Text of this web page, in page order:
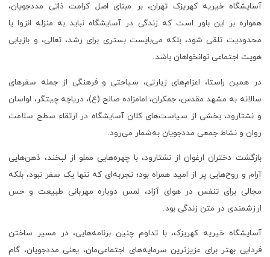
آسایشگاه خیریه کهریزک تهران، بر مبنای اصل کرامت ذاتی مددجویان،
همواره بر این باور است که زندگی در آسایشگاه نباید به منزله انزوا یا
محدودیت تلقی شود، بلکه می‌بایست بستری برای رشد، تعالی، و بازیابی
هویت اجتماعی توانخواهان باشد.
در همین راستا، اعزام‌های زیارتی، سیاحتی و فرهنگی از جمله سفرهای
سالانه به مشهد مقدس، جمکران، امامزاده صالح (ع)، دریاچه چیتگر، لواسان
و نشتارود، بخشی از سیاست‌های کلان آسایشگاه در ارتقاء سطح سلامت
روان و نشاط جمعی مددجویان به‌شمار می‌رود.
بازگشت دختران ارغوان از نشتارود، با چهره‌هایی مملو از لبخند، ذهن‌هایی
آرام و روح‌هایی پر از امید همراه بود؛ تجربه‌ای که تنها یک سفر نبود، بلکه
مجالی برای تنفس در هوای آزاد، لمس دوباره مهربانی طبیعت و حس
ارزشمندی در متن زندگی بود.
آسایشگاه خیریه کهریزک، با تداوم چنین برنامه‌هایی، در مسیر ساختن
فردایی بهتر برای عزیزترین سرمایه‌های اجتماعی‌مان، یعنی مددجویان، گام